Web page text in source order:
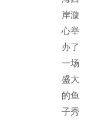
岸漩
心举
办了
一场
盛大
的鱼
子秀